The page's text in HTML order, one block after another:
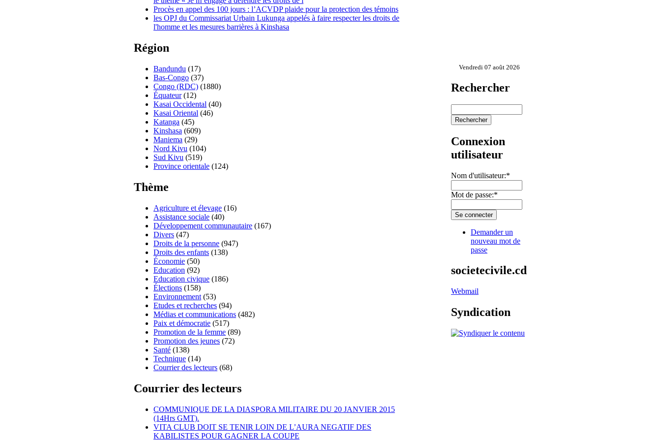
Procès en appel des 100 jours : l’ACVDP plaide pour la protection des témoins
les OPJ du Commissariat Urbain Lukunga appelés à faire respecter les droits de
l'homme et les mesures barrières à Kinshasa
Région
Bandundu (17)
Bas-Congo (37)
Congo (RDC) (1880)
Équateur(12)
Kasai Occidental (40)
Kasai Oriental (46)
Katanga (45)
Kinshasa (609)
Maniema (29)
Nord Kivu (104)
Sud Kivu (519)
Province orientale (124)
Thème
Agriculture et élevage (16)
Assistance sociale (40)
Développement communautaire (167)
Divers (47)
Droits de la personne (947)
Droits des enfants (138)
Économie (50)
Education (92)
Education civique (186)
Élections (158)
Environnement (53)
Etudes et recherches (94)
Médias et communications (482)
Paix et démocratie (517)
Promotion de la femme (89)
Promotion des jeunes (72)
Santé (138)
Technique (14)
Courrier des lecteurs (68)
Courrier des lecteurs
COMMUNIQUE DE LA DIASPORA MILITAIRE DU 20 JANVIER 2015
(14Hrs GMT).
VITA CLUB DOIT SE TENIR LOIN DE L’AURA NEGATIF DES
KABILISTES POUR GAGNER LA COUPE
Vendredi 07 août 2026
Rechercher
Connexion
utilisateur
Nom d'utilisateur:*
Mot de passe:*
Demander un
nouveau mot de
passe
societecivile.cd
Webmail
Syndication